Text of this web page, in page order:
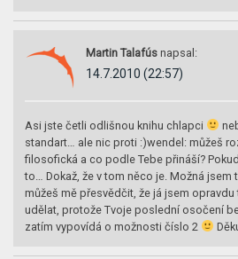
Martin Talafús napsal:
14.7.2010 (22:57)
Asi jste četli odlišnou knihu chlapci
standart… ale nic proti :)wendel: můžeš
filosofická a co podle Tebe přináší?
to… Dokaž, že v tom něco je. Možná jsem
můžeš mě přesvědčit, že já jsem
udělat, protože Tvoje poslední osočení
zatím vypovídá o možnosti číslo 2